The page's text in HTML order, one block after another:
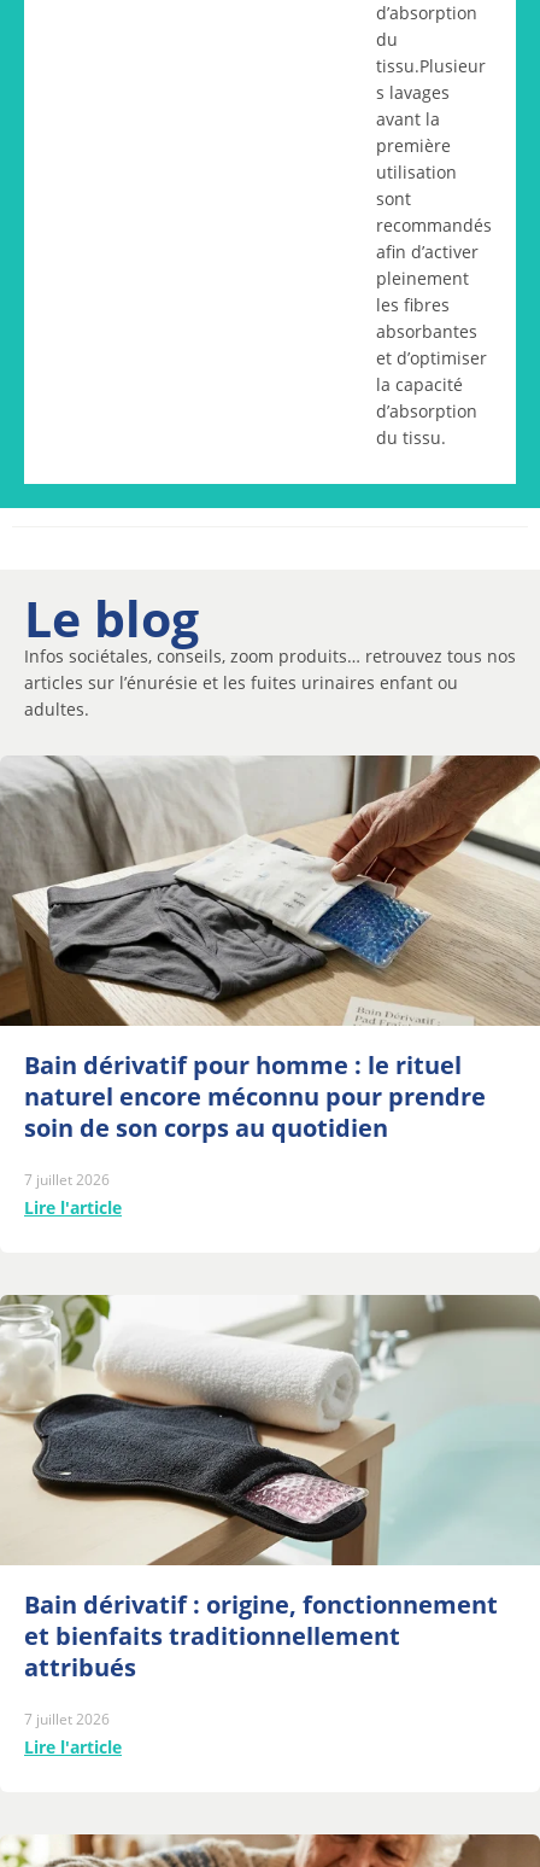
d’absorption
du
tissu.Plusieur
s lavages
avant la
première
utilisation
sont
recommandés
afin d’activer
pleinement
les fibres
absorbantes
et d’optimiser
la capacité
d’absorption
du tissu.
Le blog
Infos sociétales, conseils, zoom produits… retrouvez tous nos
articles sur l’énurésie et les fuites urinaires enfant ou
adultes.
Bain dérivatif pour homme : le rituel
naturel encore méconnu pour prendre
soin de son corps au quotidien
7 juillet 2026
Lire l'article
Bain dérivatif : origine, fonctionnement
et bienfaits traditionnellement
attribués
7 juillet 2026
Lire l'article